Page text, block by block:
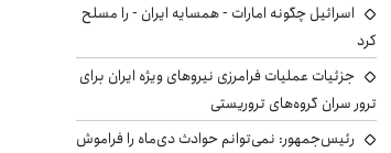
اسرائیل چگونه امارات - همسایه ایران - را مسلح
کرد
جزئیات عملیات فرامرزی نیروهای ویژه ایران برای
ترور سران گروه‌های تروریستی
رئیس‌جمهور: نمی‌توانم حوادث دی‌ماه را فراموش